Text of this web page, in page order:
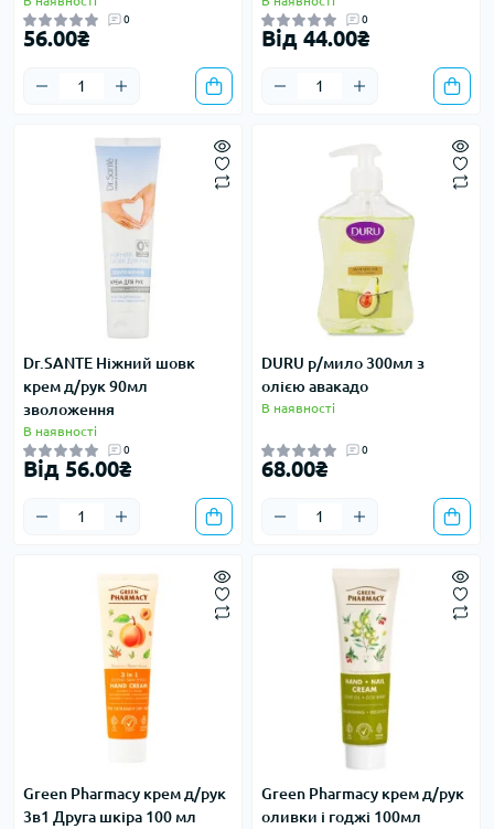
0
56.00₴
0
Від 44.00₴
Dr.SANTE Ніжний шовк
крем д/рук 90мл
зволоження
В наявності
0
Від 56.00₴
DURU р/мило 300мл з
олією авакадо
В наявності
0
68.00₴
Green Pharmacy крем д/рук
3в1 Друга шкіра 100 мл
Green Pharmacy крем д/рук
оливки і годжі 100мл